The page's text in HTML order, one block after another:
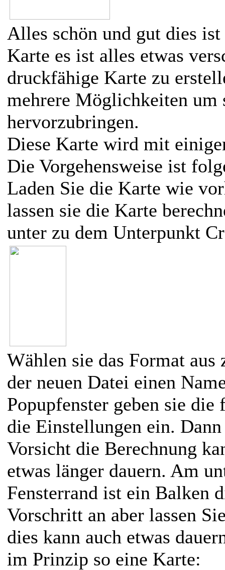
Alles schön und gut dies ist
Karte es ist alles etwas
druckfähige Karte zu
mehrere Möglichkeiten um
hervorzubringen.
Diese Karte wird mit
Die Vorgehensweise ist
Laden Sie die Karte wie
lassen sie die Karte
unter zu dem Unterpunkt
Wählen sie das Format aus
der neuen Datei einen
Popupfenster geben sie
die Einstellungen ein.
Vorsicht die Berechnung
etwas länger dauern. Am
Fensterrand ist ein Balken
Vorschritt an aber lassen
dies kann auch etwas
im Prinzip so eine Karte: